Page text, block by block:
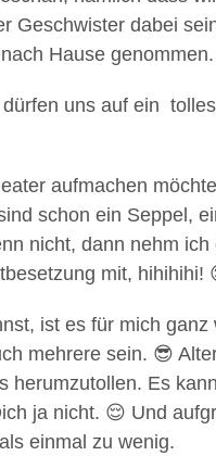
Geschwister dabei
Hause genommen.
uns auf ein
aufmachen
schon ein Seppel,
nicht, dann nehm ich
mit, hihihihi!
ist es für mich ganz
mehrere sein. 😎
herumzutollen. Es
ja nicht. 😌 Und
einmal zu wenig.